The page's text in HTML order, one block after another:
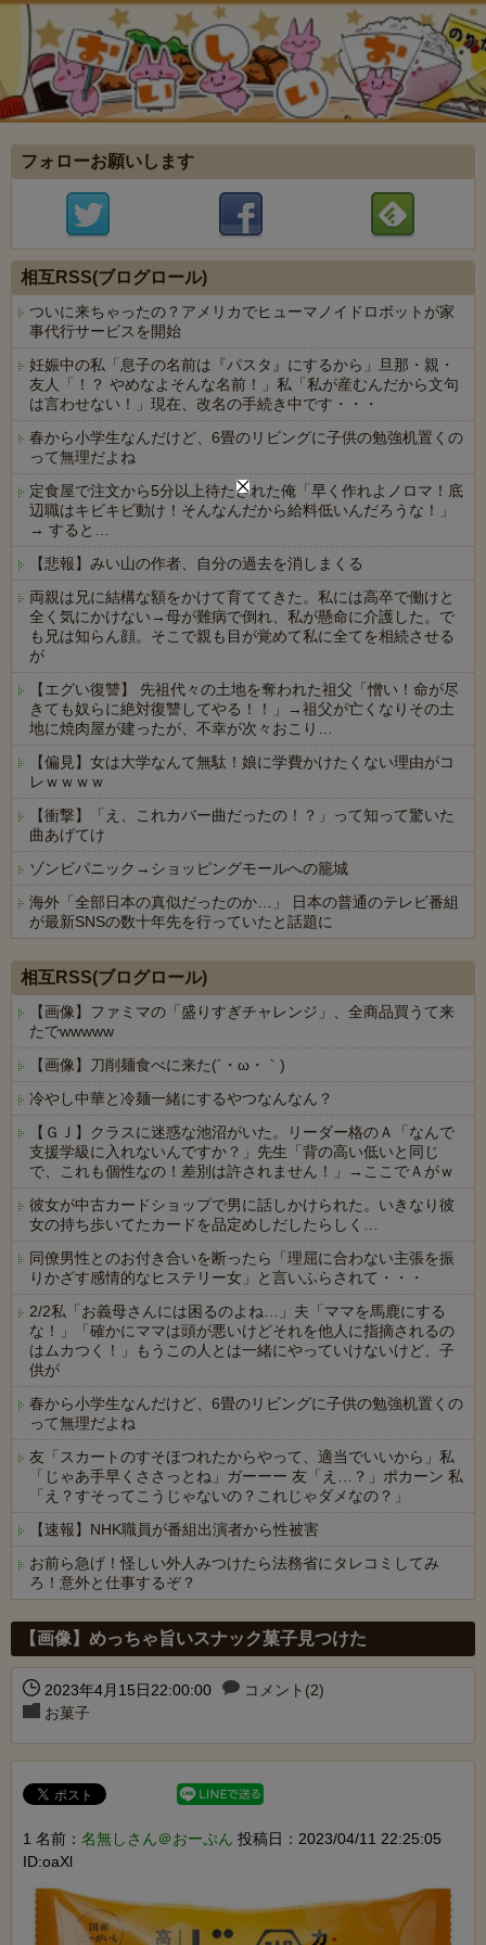
フォローお願いします
相互RSS(ブログロール)
ついに来ちゃったの？アメリカでヒューマノイドロボットが家
事代行サービスを開始
妊娠中の私「息子の名前は『パスタ』にするから」旦那・親・
友人「！？ やめなよそんな名前！」私「私が産むんだから文句
は言わせない！」現在、改名の手続き中です・・・
春から小学生なんだけど、6畳のリビングに子供の勉強机置くの
って無理だよね
定食屋で注文から5分以上待たされた俺「早く作れよノロマ！底
辺職はキビキビ動け！そんなんだから給料低いんだろうな！」
→ すると…
【悲報】みい山の作者、自分の過去を消しまくる
両親は兄に結構な額をかけて育ててきた。私には高卒で働けと
全く気にかけない→母が難病で倒れ、私が懸命に介護した。で
も兄は知らん顔。そこで親も目が覚めて私に全てを相続させる
が
【エグい復讐】 先祖代々の土地を奪われた祖父「憎い！命が尽
きても奴らに絶対復讐してやる！！」→祖父が亡くなりその土
地に焼肉屋が建ったが、不幸が次々おこり…
【偏見】女は大学なんて無駄！娘に学費かけたくない理由がコ
レｗｗｗｗ
【衝撃】「え、これカバー曲だったの！？」って知って驚いた
曲あげてけ
ゾンビパニック→ショッピングモールへの籠城
海外「全部日本の真似だったのか…」 日本の普通のテレビ番組
が最新SNSの数十年先を行っていたと話題に
相互RSS(ブログロール)
【画像】ファミマの「盛りすぎチャレンジ」、全商品買うて来
たでwwwww
【画像】刀削麺食べに来た(´・ω・｀)
冷やし中華と冷麺一緒にするやつなんなん？
【ＧＪ】クラスに迷惑な池沼がいた。リーダー格のＡ「なんで
支援学級に入れないんですか？」先生「背の高い低いと同じ
で、これも個性なの！差別は許されません！」→ここでＡがｗ
彼女が中古カードショップで男に話しかけられた。いきなり彼
女の持ち歩いてたカードを品定めしだしたらしく…
同僚男性とのお付き合いを断ったら「理屈に合わない主張を振
りかざす感情的なヒステリー女」と言いふらされて・・・
2/2私「お義母さんには困るのよね…」夫「ママを馬鹿にする
な！」「確かにママは頭が悪いけどそれを他人に指摘されるの
はムカつく！」もうこの人とは一緒にやっていけないけど、子
供が
春から小学生なんだけど、6畳のリビングに子供の勉強机置くの
って無理だよね
友「スカートのすそほつれたからやって、適当でいいから」私
「じゃあ手早くささっとね」ガーーー 友「え…？」ポカーン 私
「え？すそってこうじゃないの？これじゃダメなの？」
【速報】NHK職員が番組出演者から性被害
お前ら急げ！怪しい外人みつけたら法務省にタレコミしてみ
ろ！意外と仕事するぞ？
【画像】めっちゃ旨いスナック菓子見つけた
2023年4月15日22:00:00
コメント(2)
お菓子
1 名前： 名無しさん＠おーぷん 投稿日：2023/04/11 22:25:05
ID:oaXl